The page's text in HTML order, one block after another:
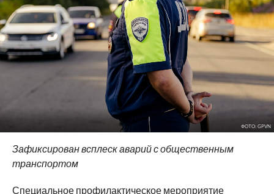
ФОТО: GPVN
Зафиксирован всплеск аварий с общественным
транспортом
Специальное профилактическое мероприятие